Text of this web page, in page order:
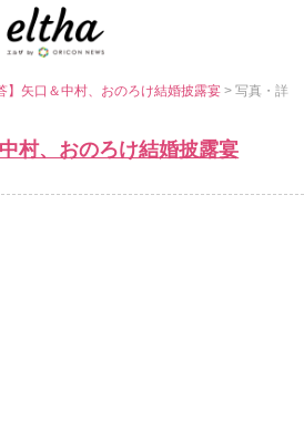
】矢口＆中村、おのろけ結婚披露宴> 写真・詳
村、おのろけ結婚披露宴